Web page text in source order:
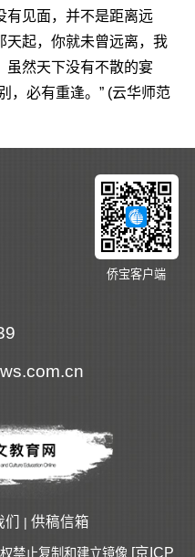
有见面，并不是距离远
天起，你就未曾远离，我
虽然天下没有不散的宴
，必有重逢。” (云华师范
侨宝客户端
| 供稿信箱
禁止复制和建立镜像 [京ICP